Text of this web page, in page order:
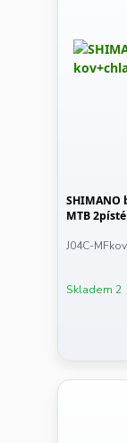
SHIMANO
MTB
J04C-
Skladem 2